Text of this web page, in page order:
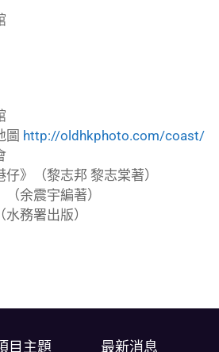
圖 http://oldhkphoto.com/coast/
仔》（黎志邦 黎志棠著）
（余震宇編著）
水務署出版）
目主題 最新消息